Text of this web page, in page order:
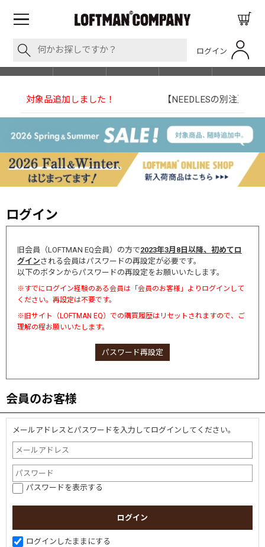
ログイン
SHOP LIST
【NEEDLESの別注】50周年 H.D. Track Pant
ログイン
旧会員（LOFTMAN EQ会員）の方で2023年3月8日以降、初めてロ
グインされる会員はパスワードの再設定が必要です。
以下のボタンからパスワードの再設定をお願いいたします。
※すでにログイン経験のある会員は「会員のお客様」よりログインして
ください。再設定は不要です。
※旧サイト（LOFTMAN EQ）での購買履歴はリセットされますので、ご
理解の程お願いいたします。
パスワード再設定
会員のお客様
メールアドレスとパスワードを入力してログインしてください。
パスワードを表示する
ログインしたままにする